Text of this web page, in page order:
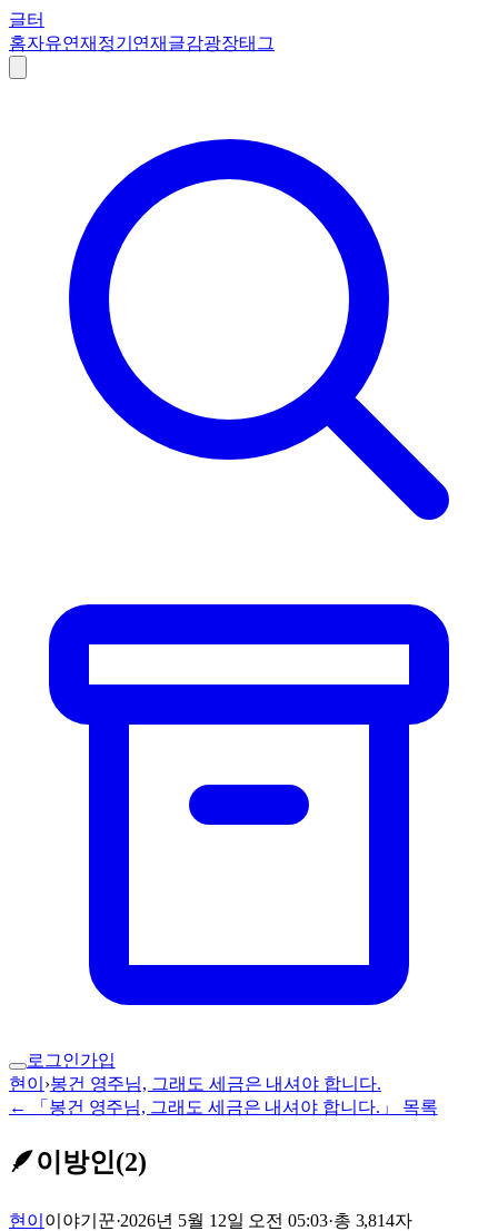
글터
홈자유연재 정기연재 글감광장태그
로그인가입
현이 ›봉건 영주님, 그래도 세금은 내셔야 합니다.
← 「봉건 영주님, 그래도 세금은 내셔야 합니다.」 목록
🪶이방인(2)
현이 이야기꾼·2026년 5월 12일 오전 05:03·총 3,814자